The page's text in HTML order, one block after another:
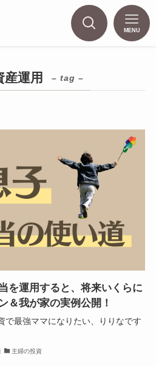
MENU
運用 – tag –
を運用すると、将来いくらに
＆我が家の実例公開！
で最強ママになりたい、りりなです
主婦の投資